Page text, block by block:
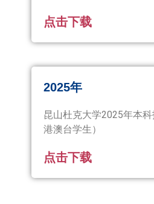
点击下载
2025年
昆山杜克大学2025年本
港澳台学生）
点击下载